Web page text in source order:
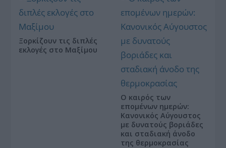
Ξορκίζουν τις διπλές
εκλογές στο Μαξίμου
Ο καιρός των
επομένων ημερών:
Κανονικός Αύγουστος
με δυνατούς βοριάδες
και σταδιακή άνοδο
της θερμοκρασίας